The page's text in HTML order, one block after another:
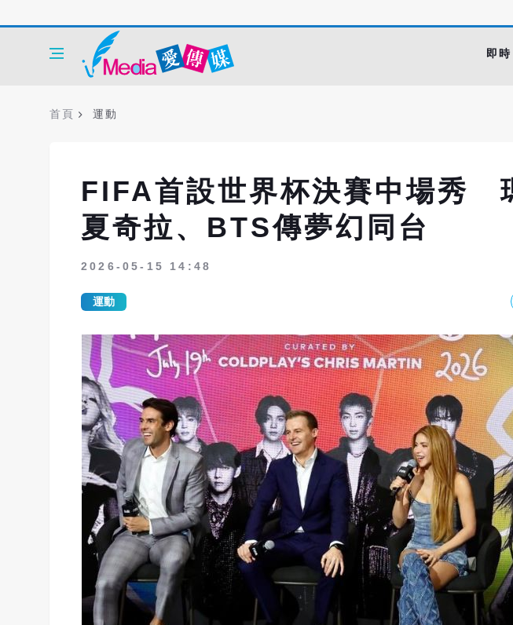
即時
首頁 運動
FIFA首設世界杯決賽中場秀
夏奇拉、BTS傳夢幻同台
2026-05-15 14:48
運動